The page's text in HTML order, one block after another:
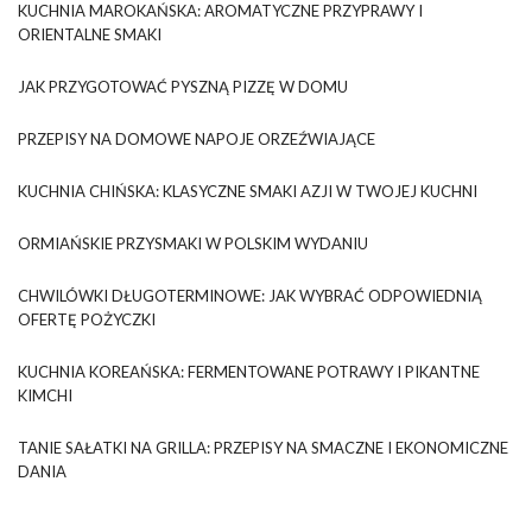
KUCHNIA MAROKAŃSKA: AROMATYCZNE PRZYPRAWY I
ORIENTALNE SMAKI
JAK PRZYGOTOWAĆ PYSZNĄ PIZZĘ W DOMU
PRZEPISY NA DOMOWE NAPOJE ORZEŹWIAJĄCE
KUCHNIA CHIŃSKA: KLASYCZNE SMAKI AZJI W TWOJEJ KUCHNI
ORMIAŃSKIE PRZYSMAKI W POLSKIM WYDANIU
CHWILÓWKI DŁUGOTERMINOWE: JAK WYBRAĆ ODPOWIEDNIĄ
OFERTĘ POŻYCZKI
KUCHNIA KOREAŃSKA: FERMENTOWANE POTRAWY I PIKANTNE
KIMCHI
TANIE SAŁATKI NA GRILLA: PRZEPISY NA SMACZNE I EKONOMICZNE
DANIA